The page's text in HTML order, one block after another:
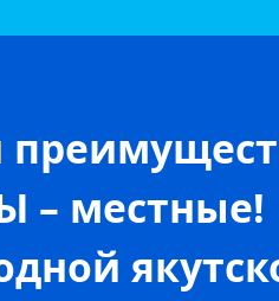
– местные!